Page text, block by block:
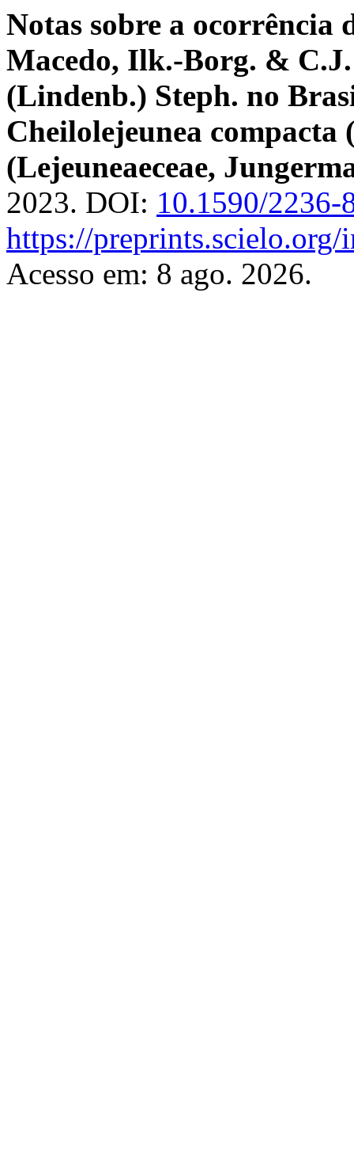
Notas sobre a ocorrência
Macedo, Ilk.-Borg. &
(Lindenb.) Steph. no
Cheilolejeunea compacta
(Lejeuneaeceae,
2023. DOI: 10.1590/2236-
https://
Acesso em: 8 ago. 2026.